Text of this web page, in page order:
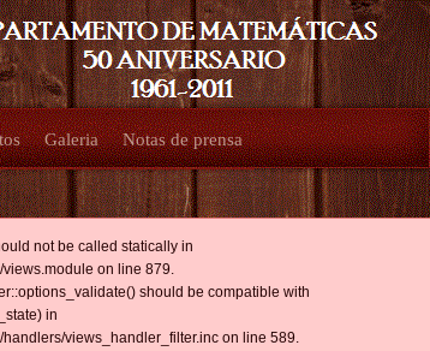
Galeria Notas de prensa
not be called statically in
on line 879.
should be compatible with
in
views_handler_filter.inc on line 589.